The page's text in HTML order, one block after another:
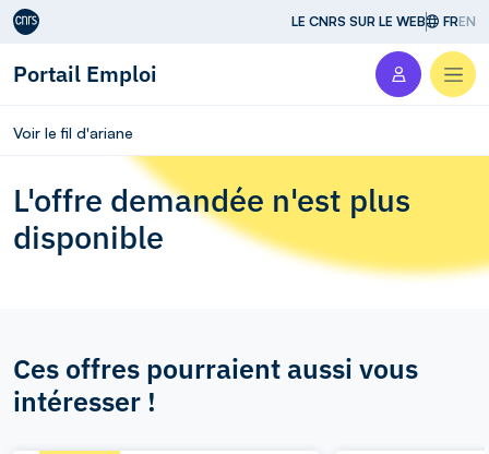
Aller au contenu LE CNRS SUR LE WEB FREN
Portail Emploi
Voir le fil d'ariane
L'offre demandée n'est plus
disponible
Ces offres pourraient aussi vous
intéresser !